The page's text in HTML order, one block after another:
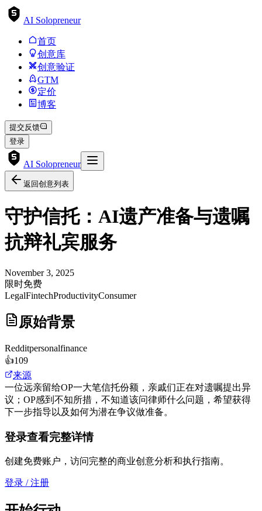
AI Solopreneur
首页
创意库
创意验证
GTM
定价
博客
提交反馈
登录
AI Solopreneur
返回创意列表
守护信托：AI遗产准备与遗嘱
抗辩礼宾服务
November 3, 2025
限时免费
LegalFintechProductivityConsumer
原始背景
Redditpersonalfinance
👍109
来源
一位远亲留给OP一大笔信托份额，亲戚们正在对遗嘱提出异
议；OP感到不知所措，不知道该问律师什么问题，希望获得
下一步指导以及如何为潜在争议做准备。
登录查看完整详情
创建免费账户，访问完整的商业创意分析和执行指南。
登录 / 注册